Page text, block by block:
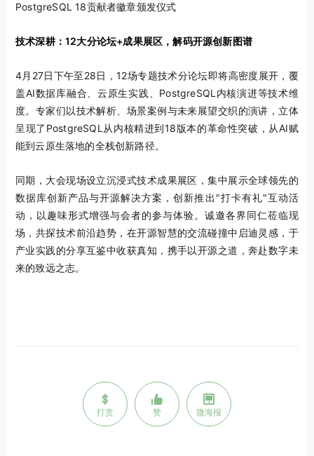
PostgreSQL 18贡献者徽章颁发仪式
技术深耕：12大分论坛+成果展区，解码开源创新图谱
4月27日下午至28日，12场专题技术分论坛即将高密度展开，覆
盖AI数据库融合、云原生实践、PostgreSQL内核演进等技术维
度。专家们以技术解析、场景案例与未来展望交织的演讲，立体
呈现了PostgreSQL从内核精进到18版本的革命性突破，从AI赋
能到云原生落地的全栈创新路径。
同期，大会现场设立沉浸式技术成果展区，集中展示全球领先的
数据库创新产品与开源解决方案，创新推出"打卡有礼"互动活
动，以趣味形式增强与会者的参与体验。诚邀各界同仁莅临现
场，共探技术前沿趋势，在开源智慧的交流碰撞中启迪灵感，于
产业实践的分享互鉴中收获真知，携手以开源之道，奔赴数字未
来的致远之志。
打赏 赞 微海报